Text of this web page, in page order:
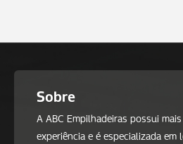
Sobre
A ABC Empilhadeiras possui
experiência e é especializada em